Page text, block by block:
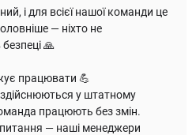
і для всієї нашої команди це
— ніхто не
🙏
працювати 💪
у штатному
працюють без змін.
— наші менеджери